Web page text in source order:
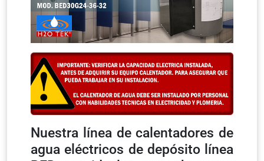
Nuestra línea de calentadores de
agua eléctricos de depósito línea